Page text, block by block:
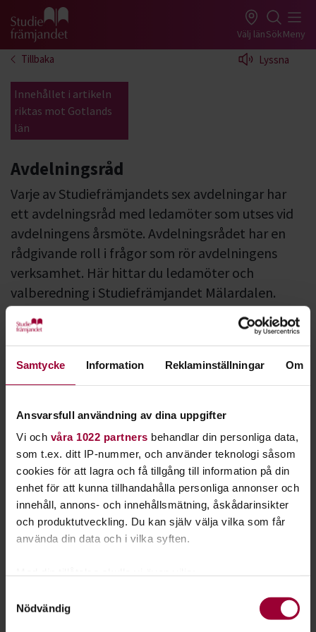
Samtycke Information Reklaminställningar Om
Ansvarsfull användning av dina uppgifter
Vi och våra 1022 partners behandlar din personliga data,
som t.ex. ditt IP-nummer, och använder teknologi såsom
cookies för att lagra och få tillgång till information på din
enhet för att kunna tillhandahålla personliga annonser och
innehåll, annons- och innehållsmätning, åskådarinsikter
och produktutveckling. Du kan själv välja vilka som får
använda din data och i vilka syften.
som kan ha en noggrannhet på upp till flera meter
Nödvändig
Gå till studiefrämjandets startsida Välj länSökMeny
Tillbaka Lyssna
Innehållet i artikeln
riktas mot Gotlands
län
Avdelningsråd
Varje av Studiefrämjandets sex avdelningar har
ett avdelningsråd med ledamöter som utses vid
avdelningens årsmöte. Avdelningsrådet har en
rådgivande roll i frågor som rör avdelningens
verksamhet. Här hittar du ledamöter och
valberedning i Studiefrämjandet Mälardalen.
Tommy Winberg
Eva Ohlsson
Skicka e-post
Lars Gejpel
Skicka e-post
Chris Edman
Skicka e-post
Siw Lagerbäck
Skicka e-post
Skicka e-post
Leif Wärme